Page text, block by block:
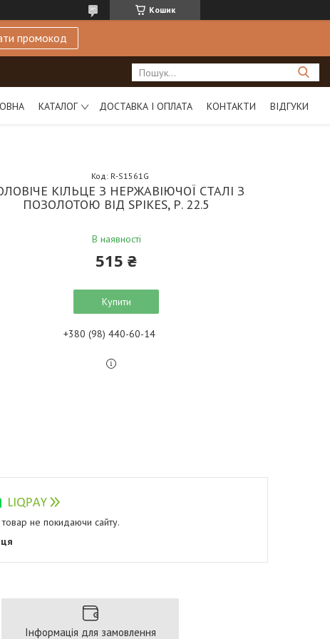
Кошик
промокод
КАТАЛОГ ДОСТАВКА І ОПЛАТА КОНТАКТИ ВІДГУКИ
КІЛЬЦЕ З НЕРЖАВІЮЧОЇ СТАЛІ З
ПОЗОЛОТОЮ ВІД SPIKES, Р. 22.5
В наявності
Код: R-S1561G
515 ₴
Купити
+380 (98) 440-60-14
не покидаючи сайту.
Інформація для замовлення